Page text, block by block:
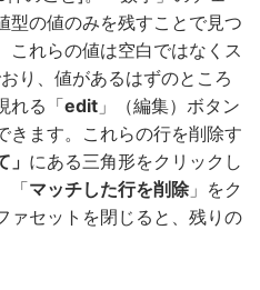
型の値のみを残すことで見つ
これらの値は空白ではなくス
り、値があるはずのところ
れる「edit 」（編集）ボタン
きます。これらの行を削除す
」 にある三角形をクリックし
「マッチした行を削除」をク
ァセットを閉じると、残りの